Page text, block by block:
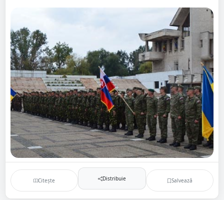
Citește Distribuie Salvează